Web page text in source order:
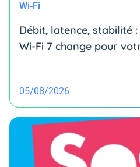
Wi-Fi
Débit, latence, stabilité
Wi-Fi 7 change pour
05/08/2026